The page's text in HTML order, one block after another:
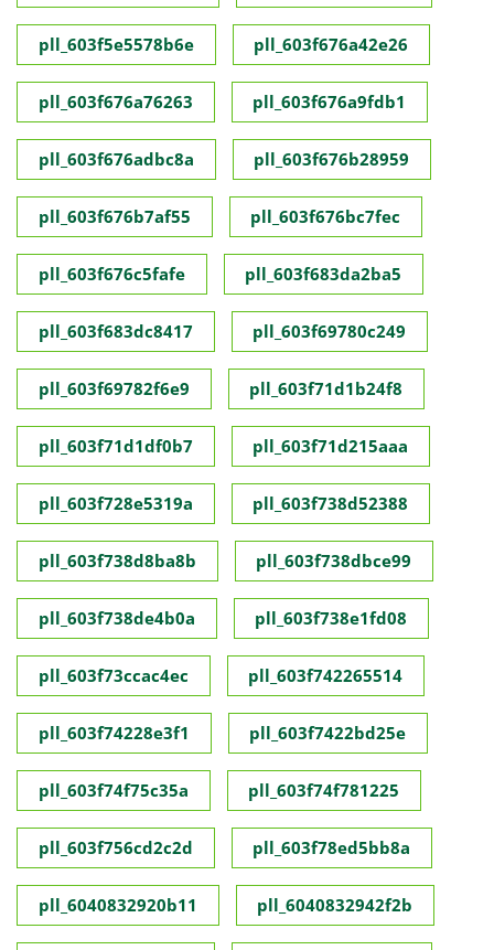
pll_603f5e5578b6e pll_603f676a42e26
pll_603f676a76263 pll_603f676a9fdb1
pll_603f676adbc8a pll_603f676b28959
pll_603f676b7af55 pll_603f676bc7fec
pll_603f676c5fafe pll_603f683da2ba5
pll_603f683dc8417 pll_603f69780c249
pll_603f69782f6e9 pll_603f71d1b24f8
pll_603f71d1df0b7 pll_603f71d215aaa
pll_603f728e5319a pll_603f738d52388
pll_603f738d8ba8b pll_603f738dbce99
pll_603f738de4b0a pll_603f738e1fd08
pll_603f73ccac4ec pll_603f742265514
pll_603f74228e3f1 pll_603f7422bd25e
pll_603f74f75c35a pll_603f74f781225
pll_603f756cd2c2d pll_603f78ed5bb8a
pll_6040832920b11 pll_6040832942f2b